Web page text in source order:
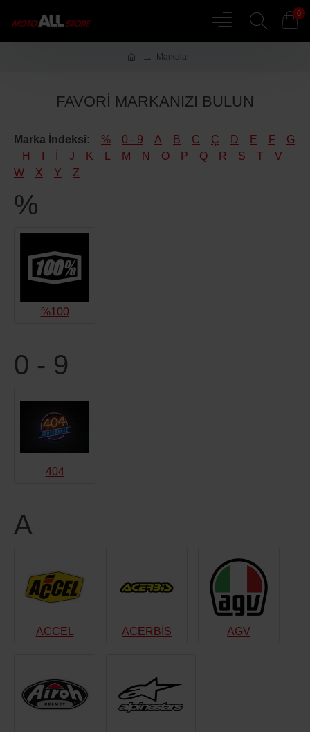
0
Markalar
FAVORI MARKANIZI BULUN
Marka İndeksi: % 0 - 9 A B C Ç D E F
G
H
J K M N O P Q R S T
V
W
X Y Z
%
%100
0 - 9
404
A
ACCEL ACERBİS AGV